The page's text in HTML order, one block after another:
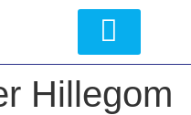
Hillegom